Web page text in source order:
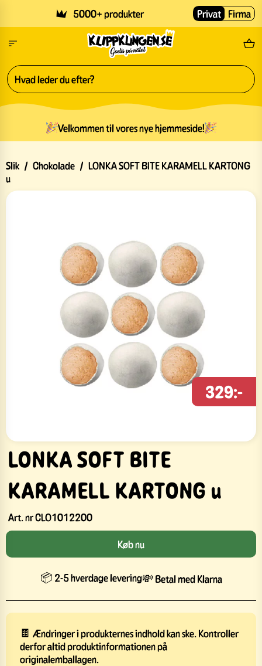
5000+ produkter Privat Firma
Velkommen til vores nye hjemmeside!
Slik / Chokolade / LONKA SOFT BITE KARAMELL KARTONG
u
LONKA SOFT BITE
KARAMELL KARTONG u
Art. nrCLO1012200
329:-
Køb nu
📦 2-5 hverdage levering💸 Betal med Klarna
🍫 Ændringer i produkternes indhold kan ske. Kontroller
derfor altid produktinformationen på
originalemballagen.